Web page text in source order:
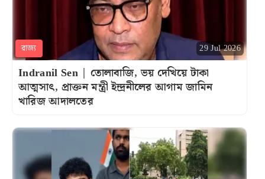
রাজ্য 29 Jul 2026
Indranil Sen | তোলাবাজি, ভয় দেখিয়ে টাকা
আত্মসাৎ, প্রাক্তন মন্ত্রী ইন্দ্রনীলের আগাম জামিন
খারিজ আদালতের